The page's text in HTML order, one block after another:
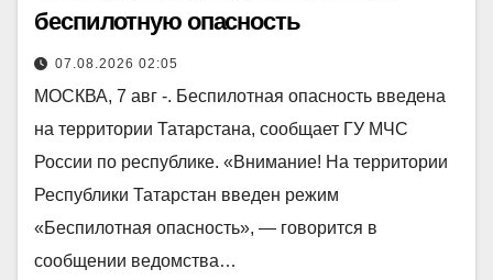
беспилотную опасность
07.08.2026 02:05
МОСКВА, 7 авг -. Беспилотная опасность введена
на территории Татарстана, сообщает ГУ МЧС
России по республике. «Внимание! На территории
Республики Татарстан введен режим
«Беспилотная опасность», — говорится в
сообщении ведомства…